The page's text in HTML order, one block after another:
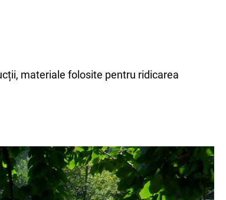
materiale folosite pentru ridicarea